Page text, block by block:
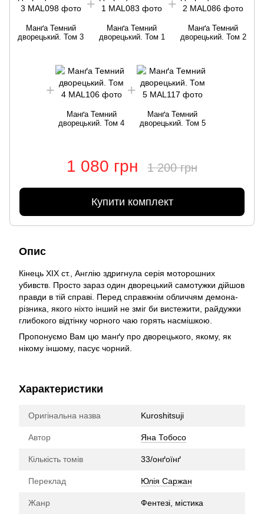
Манґа Темний
дворецький. Том 3
Манґа Темний
дворецький. Том 1
Манґа Темний
дворецький. Том 2
Манґа Темний
дворецький. Том 4
Манґа Темний
дворецький. Том 5
1 080 грн 1 200 грн
Купити комплект
Опис
Кінець ХІХ ст., Англію здригнула серія моторошних
убивств. Просто зараз один дворецький самотужки дійшов
правди в тій справі. Перед справжнім обличчям демона-
різника, якого ніхто інший не зміг би вистежити, райдужки
глибокого відтінку чорного чаю горять насмішкою.
Пропонуємо Вам цю манґу про дворецького, якому, як
нікому іншому, пасує чорний.
Характеристики
Оригінальна назва Kuroshitsuji
Автор Яна Тобосо
Кількість томів 33/онґоїнґ
Переклад Юлія Саржан
Жанр Фентезі, містика